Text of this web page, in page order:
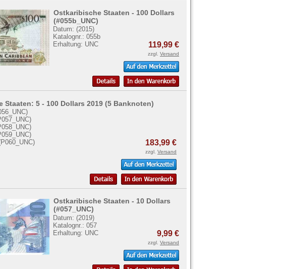
Ostkaribische Staaten - 100 Dollars
(#055b_UNC)
Datum: (2015)
Katalognr.: 055b
Erhaltung: UNC
119,99 €
zzgl. Versand
Staaten: 5 - 100 Dollars 2019 (5 Banknoten)
183,99 €
zzgl. Versand
Ostkaribische Staaten - 10 Dollars
(#057_UNC)
Datum: (2019)
Katalognr.: 057
Erhaltung: UNC
9,99 €
zzgl. Versand